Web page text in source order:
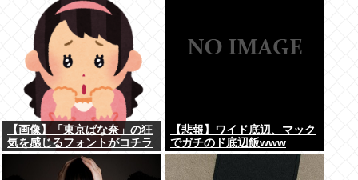
【画像】「東京ばな奈」の狂
気を感じるフォントがコチラ
www
【悲報】ワイド底辺、マック
でガチのド底辺飯www